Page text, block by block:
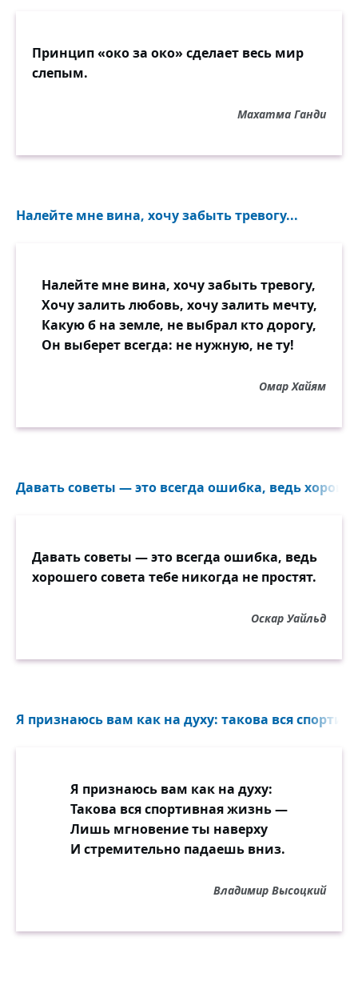
Принцип «око за око» сделает весь мир
слепым.
Махатма Ганди
Налейте мне вина, хочу забыть тревогу...
Налейте мне вина, хочу забыть тревогу,
Хочу залить любовь, хочу залить мечту,
Какую б на земле, не выбрал кто дорогу,
Он выберет всегда: не нужную, не ту!
Омар Хайям
Давать советы — это всегда ошибка, ведь
Давать советы — это всегда ошибка, ведь
хорошего совета тебе никогда не простят.
Оскар Уайльд
Я признаюсь вам как на духу: такова вся
Я признаюсь вам как на духу:
Такова вся спортивная жизнь —
Лишь мгновение ты наверху
И стремительно падаешь вниз.
Владимир Высоцкий